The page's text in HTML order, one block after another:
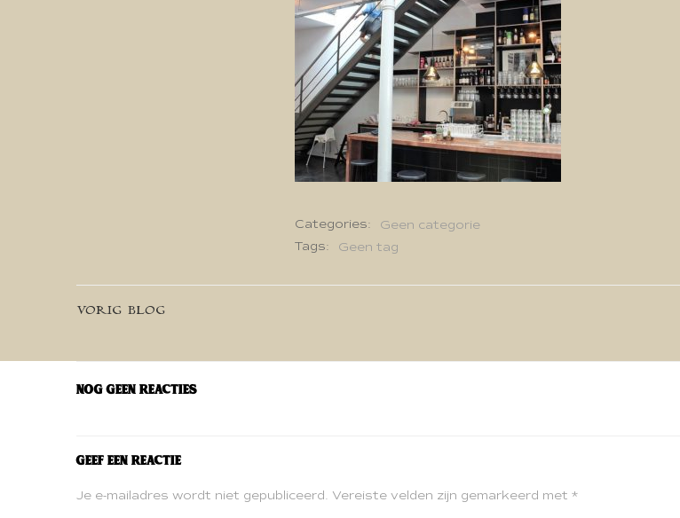
Categories:
Geen categorie
Tags:
Geen tag
Bericht
navigatie
VORIG BLOG
Nog geen reacties
Geef een reactie
Je e-mailadres wordt niet gepubliceerd. Vereiste velden zijn gemarkeerd met *